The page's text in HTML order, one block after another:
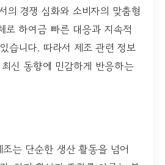
의 경쟁 심화와 소비자의 맞춤형
로 하여금 빠른 대응과 지속적
습니다. 따라서 제조 관련 정보
신 동향에 민감하게 반응하는
는 단순한 생산 활동을 넘어